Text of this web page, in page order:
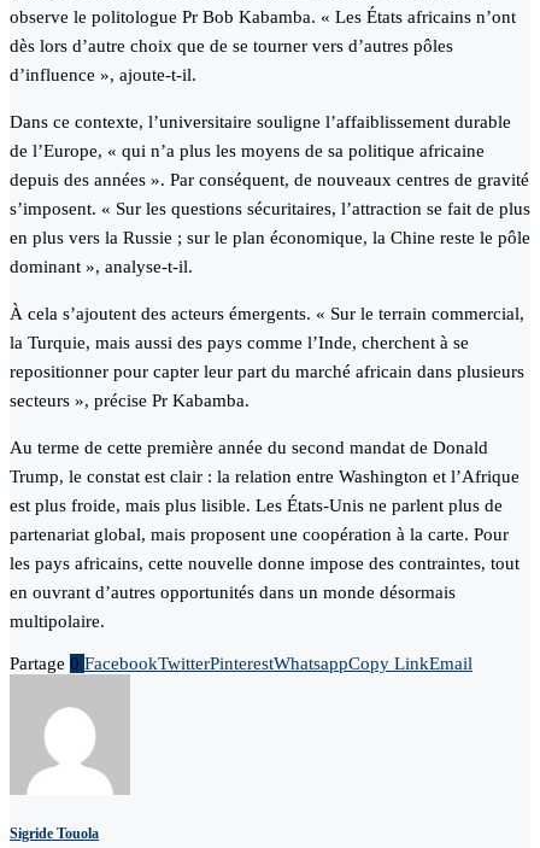
observe le politologue Pr Bob Kabamba. « Les États africains n’ont
dès lors d’autre choix que de se tourner vers d’autres pôles
d’influence », ajoute-t-il.
Dans ce contexte, l’universitaire souligne l’affaiblissement durable
de l’Europe, « qui n’a plus les moyens de sa politique africaine
depuis des années ». Par conséquent, de nouveaux centres de gravité
s’imposent. « Sur les questions sécuritaires, l’attraction se fait de plus
en plus vers la Russie ; sur le plan économique, la Chine reste le pôle
dominant », analyse-t-il.
À cela s’ajoutent des acteurs émergents. « Sur le terrain commercial,
la Turquie, mais aussi des pays comme l’Inde, cherchent à se
repositionner pour capter leur part du marché africain dans plusieurs
secteurs », précise Pr Kabamba.
Au terme de cette première année du second mandat de Donald
Trump, le constat est clair : la relation entre Washington et l’Afrique
est plus froide, mais plus lisible. Les États-Unis ne parlent plus de
partenariat global, mais proposent une coopération à la carte. Pour
les pays africains, cette nouvelle donne impose des contraintes, tout
en ouvrant d’autres opportunités dans un monde désormais
multipolaire.
Partage 0 FacebookTwitterPinterestWhatsappCopy LinkEmail
Sigride Touola